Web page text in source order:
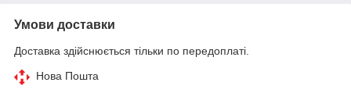
Умови доставки
Доставка здійснюється тільки по передоплаті.
Нова Пошта